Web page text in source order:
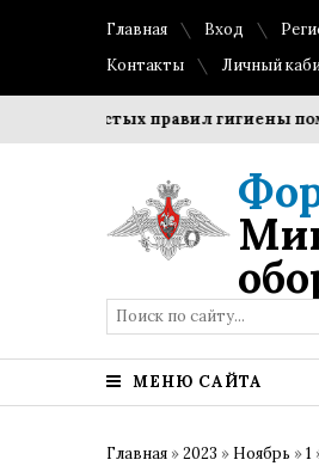
Главная Вход
Контакты
Личный
простых правил гигиены
МЕНЮ САЙТА
Главная »2023 » Ноябрь »1